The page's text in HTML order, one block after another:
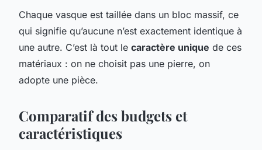
Chaque vasque est taillée dans un bloc massif, ce
qui signifie qu’aucune n’est exactement identique à
une autre. C’est là tout le caractère unique de ces
matériaux : on ne choisit pas une pierre, on
adopte une pièce.
Comparatif des budgets et
caractéristiques